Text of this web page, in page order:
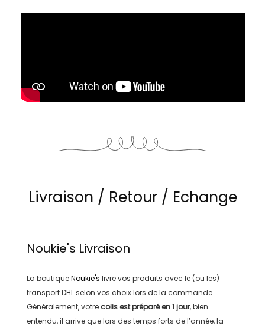
Livraison / Retour / Echange
Noukie's Livraison
La boutiqueNoukie's livre vos produits avec le (ou les)
transportDHLselon vos choix lors de la commande.
Généralement, votre colis est préparé en1 jour, bien
entendu, il arrive que lors des temps forts de l’année, la